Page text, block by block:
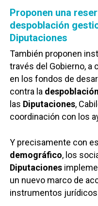
Proponen una
despoblación
Diputaciones
También proponen
través del Gobierno, a
en los fondos de
contra la despoblación
las Diputaciones,
coordinación con los
Y precisamente con
demográfico, los
Diputaciones
un nuevo marco de
instrumentos